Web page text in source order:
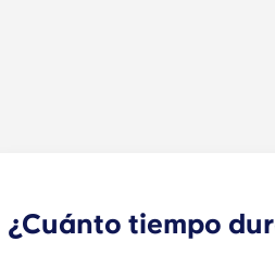
¿Cuánto tiempo